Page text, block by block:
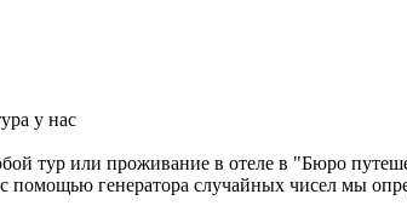
у нас
тур или проживание в отеле в "Бюро
генератора случайных чисел мы